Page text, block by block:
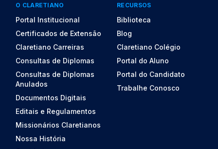
O CLARETIANO
Portal Institucional
Certificados de Extensão
Claretiano Carreiras
Consultas de Diplomas
Consultas de Diplomas
Anulados
Documentos Digitais
Editais e Regulamentos
Missionários Claretianos
Nossa História
RECURSOS
Biblioteca
Blog
Claretiano Colégio
Portal do Aluno
Portal do Candidato
Trabalhe Conosco